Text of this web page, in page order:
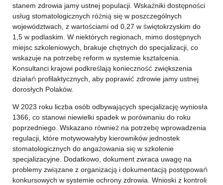
stanem zdrowia jamy ustnej populacji. Wskaźniki dostępności
usług stomatologicznych różnią się w poszczególnych
województwach, z wartościami od 0,27 w świętokrzyskim do
1,5 w podlaskim. W niektórych regionach, mimo dostępnych
miejsc szkoleniowych, brakuje chętnych do specjalizacji, co
wskazuje na potrzebę reform w systemie kształcenia.
Konsultanci krajowi podkreślają konieczność zwiększenia
działań profilaktycznych, aby poprawić zdrowie jamy ustnej
dorosłych Polaków.
W 2023 roku liczba osób odbywających specjalizację wyniosła
1366, co stanowi niewielki spadek w porównaniu do roku
poprzedniego. Wskazano również na potrzebę wprowadzenia
regulacji, które motywowałyby kierowników jednostek
stomatologicznych do angażowania się w szkolenie
specjalizacyjne. Dodatkowo, dokument zwraca uwagę na
problemy związane z organizacją i dokumentacją postępowań
konkursowych w systemie ochrony zdrowia. Wnioski z kontroli